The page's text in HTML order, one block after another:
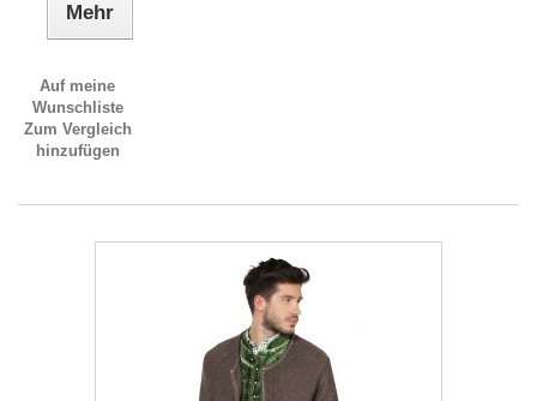
Mehr
Auf meine
Wunschliste
Zum Vergleich
hinzufügen